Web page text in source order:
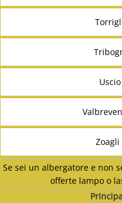
Se sei un albergatore e non
offerte lampo o